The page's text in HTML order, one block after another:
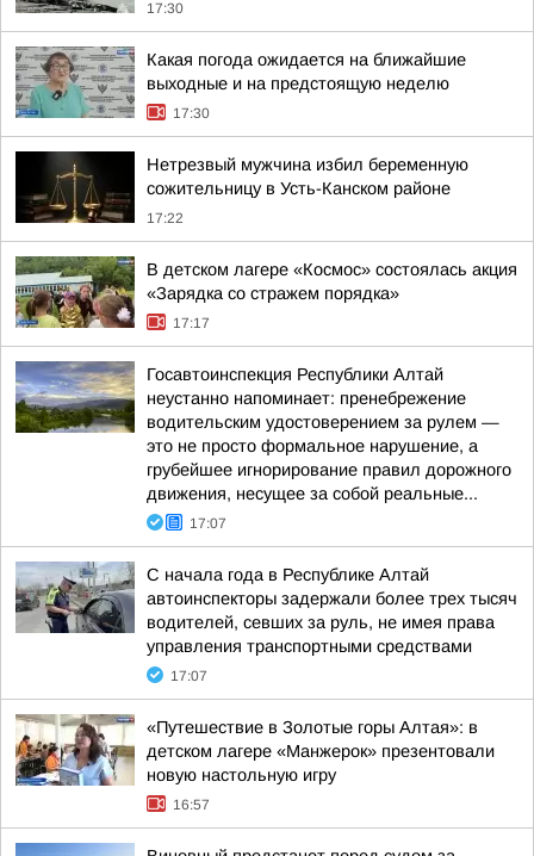
17:30
Какая погода ожидается на ближайшие
выходные и на предстоящую неделю
17:30
Нетрезвый мужчина избил беременную
сожительницу в Усть-Канском районе
17:22
В детском лагере «Космос» состоялась акция
«Зарядка со стражем порядка»
17:17
Госавтоинспекция Республики Алтай
неустанно напоминает: пренебрежение
водительским удостоверением за рулем —
это не просто формальное нарушение, а
грубейшее игнорирование правил дорожного
движения, несущее за собой реальные...
17:07
С начала года в Республике Алтай
автоинспекторы задержали более трех тысяч
водителей, севших за руль, не имея права
управления транспортными средствами
17:07
«Путешествие в Золотые горы Алтая»: в
детском лагере «Манжерок» презентовали
новую настольную игру
16:57